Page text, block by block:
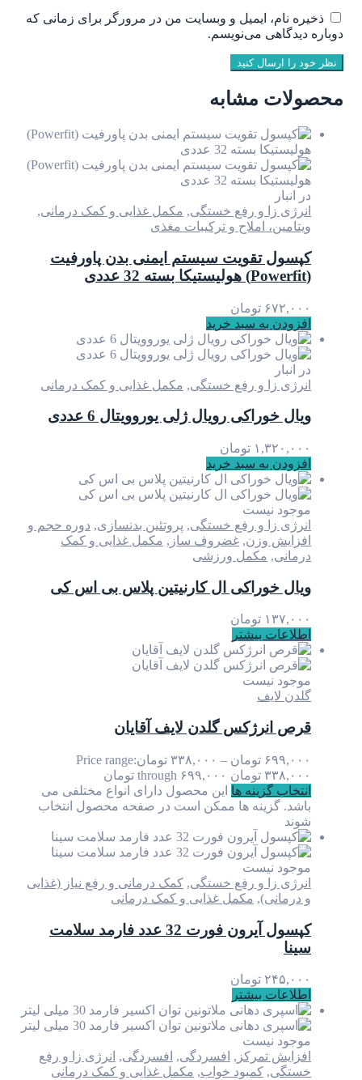
ذخیره نام، ایمیل و وبسایت من در مرورگر برای زمانی که
دوباره دیدگاهی می‌نویسم.
نظر خود را ارسال کنید
محصولات مشابه
در انبار
انرژی زا و رفع خستگی, مکمل غذایی و کمک درمانی,
ویتامین، املاح و ترکیبات مغذی
کپسول تقویت سیستم ایمنی بدن پاورفیت
(Powerfit) هولیستیکا بسته 32 عددی
۶۷۲,۰۰۰ تومان
افزودن به سبد خرید
در انبار
انرژی زا و رفع خستگی, مکمل غذایی و کمک درمانی
ویال خوراکی رویال ژلی یوروویتال 6 عددی
۱,۳۲۰,۰۰۰ تومان
افزودن به سبد خرید
موجود نیست
انرژی زا و رفع خستگی, پروتئین بدنسازی, دوره حجم و
افزایش وزن, غضروف ساز , مکمل غذایی و کمک
درمانی, مکمل ورزشی
ویال خوراکی ال کارنیتین پلاس بی اس کی
۱۳۷,۰۰۰ تومان
اطلاعات بیشتر
موجود نیست
گلدن لایف
قرص انرژکس گلدن لایف آقایان
۶۹۹,۰۰۰ تومان – ۳۳۸,۰۰۰ تومانPrice range:
۳۳۸,۰۰۰ تومان through ۶۹۹,۰۰۰ تومان
انتخاب گزینه ها این محصول دارای انواع مختلفی می
باشد. گزینه ها ممکن است در صفحه محصول انتخاب
شوند
موجود نیست
انرژی زا و رفع خستگی, کمک درمانی و رفع نیاز (غذایی
و درمانی), مکمل غذایی و کمک درمانی
كپسول آیرون فورت 32 عدد فارمد سلامت
سینا
۲۴۵,۰۰۰ تومان
اطلاعات بیشتر
موجود نیست
افزایش تمرکز , افسردگی, افسردگی, انرژی زا و رفع
خستگی, کمبود خواب, مکمل غذایی و کمک درمانی